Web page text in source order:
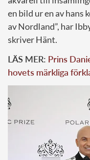
en bild ur en av hans
av Nordland”, har
skriver Hänt.
LÄS MER: Prins
hovets märkliga